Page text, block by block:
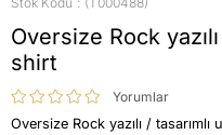
Oversize Rock
shirt
Yorumlar
Oversize Rock yazılı /